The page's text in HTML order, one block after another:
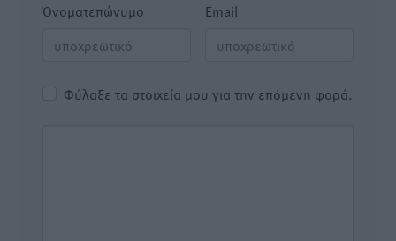
Όνοματεπώνυμο Email
Φύλαξε τα στοιχεία μου για την επόμενη φορά.